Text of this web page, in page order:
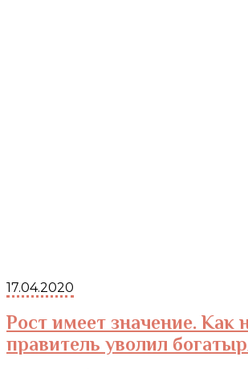
17.04.2020
Рост имеет значение. Как
правитель уволил